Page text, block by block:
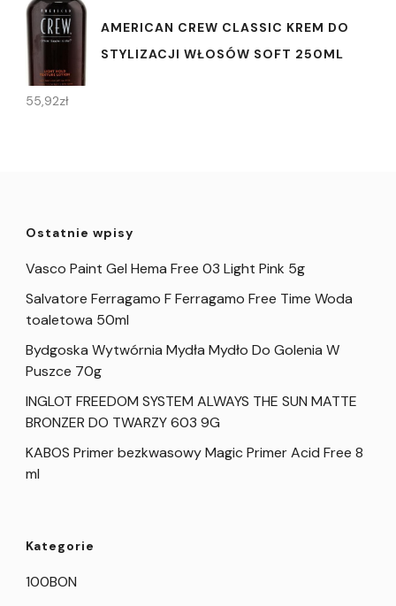
AMERICAN CREW CLASSIC KREM DO
STYLIZACJI WŁOSÓW SOFT 250ML
55,92zł
Ostatnie wpisy
Vasco Paint Gel Hema Free 03 Light Pink 5g
Salvatore Ferragamo F Ferragamo Free Time Woda
toaletowa 50ml
Bydgoska Wytwórnia Mydła Mydło Do Golenia W
Puszce 70g
INGLOT FREEDOM SYSTEM ALWAYS THE SUN MATTE
BRONZER DO TWARZY 603 9G
KABOS Primer bezkwasowy Magic Primer Acid Free 8
ml
Kategorie
100BON